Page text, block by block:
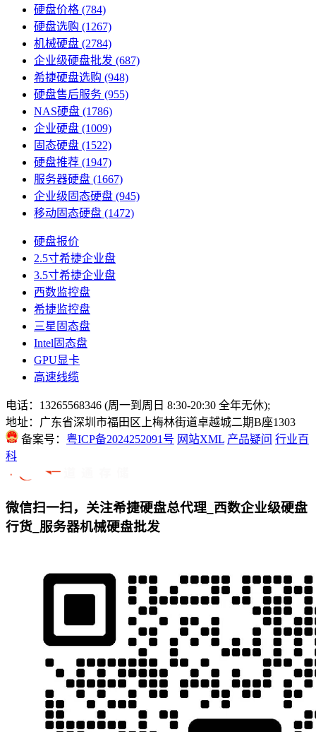
硬盘价格 (784)
硬盘选购 (1267)
机械硬盘 (2784)
企业级硬盘批发 (687)
希捷硬盘选购 (948)
硬盘售后服务 (955)
NAS硬盘 (1786)
企业硬盘 (1009)
固态硬盘 (1522)
硬盘推荐 (1947)
服务器硬盘 (1667)
企业级固态硬盘 (945)
移动固态硬盘 (1472)
硬盘报价
2.5寸希捷企业盘
3.5寸希捷企业盘
西数监控盘
希捷监控盘
三星固态盘
Intel固态盘
GPU显卡
高速线缆
电话：13265568346 (周一到周日 8:30-20:30 全年无休);
地址：广东省深圳市福田区上梅林街道卓越城二期B座1303
备案号： 粤ICP备2024252091号 网站XML 产品疑问 行业百
科
微信扫一扫，关注希捷硬盘总代理_西数企业级硬盘
行货_服务器机械硬盘批发